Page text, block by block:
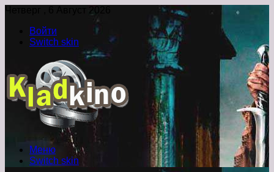
Четверг , 6 Август 2026
Войти
Switch skin
Меню
Switch skin